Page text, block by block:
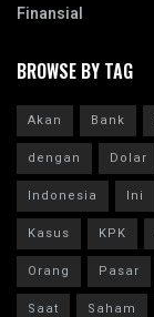
Finansial
BROWSE BY TAG
Akan Bank
dengan
Dolar
Indonesia
Ini
Kasus
KPK
Orang
Pasar
Saat
Saham